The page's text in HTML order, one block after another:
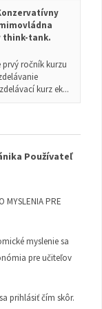
think-tank.
prvý ročník kurzu
kurz ek...
Používateľ
MYSLENIA PRE
myslenie sa
pre učiteľov
prihlásiť čím skôr.